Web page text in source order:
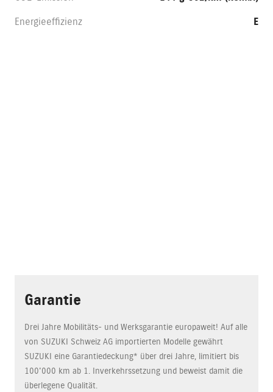
Energieeffizienz
E
Garantie
Drei Jahre Mobilitäts- und Werksgarantie europaweit! Auf alle
von SUZUKI Schweiz AG importierten Modelle gewährt
SUZUKI eine Garantiedeckung* über drei Jahre, limitiert bis
100'000 km ab 1. Inverkehrssetzung und beweist damit die
überlegene Qualität.